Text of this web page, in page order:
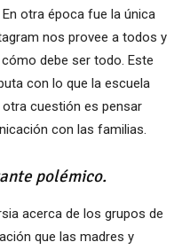
otra época fue la única
nos provee a todos y
debe ser todo. Este
con lo que la escuela
cuestión es pensar
con las familias.
polémico.
acerca de los grupos de
que las madres y